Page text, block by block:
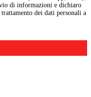
di informazioni e dichiaro
dei dati personali a